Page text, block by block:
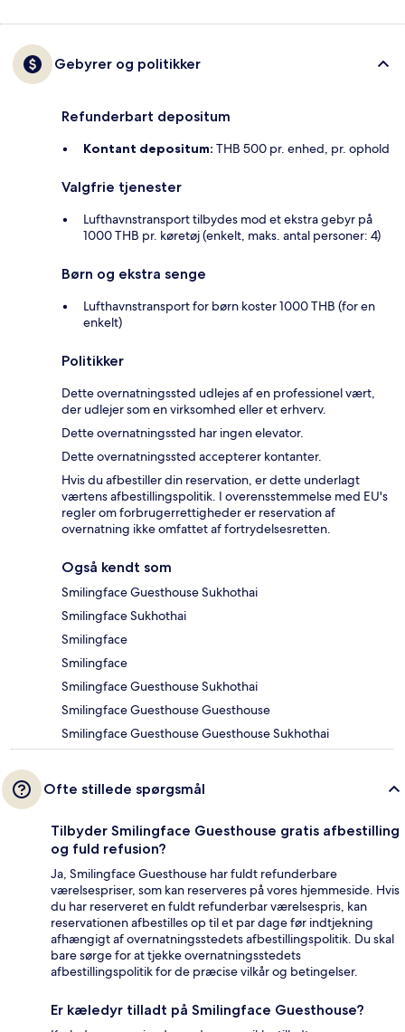
Gebyrer og politikker
Refunderbart depositum
Kontant depositum: THB 500 pr. enhed, pr. ophold
Valgfrie tjenester
Lufthavnstransport tilbydes mod et ekstra gebyr på
1000 THB pr. køretøj (enkelt, maks. antal personer: 4)
Børn og ekstra senge
Lufthavnstransport for børn koster 1000 THB (for en
enkelt)
Politikker
Dette overnatningssted udlejes af en professionel vært,
der udlejer som en virksomhed eller et erhverv.
Dette overnatningssted har ingen elevator.
Dette overnatningssted accepterer kontanter.
Hvis du afbestiller din reservation, er dette underlagt
værtens afbestillingspolitik. I overensstemmelse med EU's
regler om forbrugerrettigheder er reservation af
overnatning ikke omfattet af fortrydelsesretten.
Også kendt som
Smilingface Guesthouse Sukhothai
Smilingface Sukhothai
Smilingface
Smilingface
Smilingface Guesthouse Sukhothai
Smilingface Guesthouse Guesthouse
Smilingface Guesthouse Guesthouse Sukhothai
Ofte stillede spørgsmål
Tilbyder Smilingface Guesthouse gratis afbestilling
og fuld refusion?
Ja, Smilingface Guesthouse har fuldt refunderbare
værelsespriser, som kan reserveres på vores hjemmeside. Hvis
du har reserveret en fuldt refunderbar værelsespris, kan
reservationen afbestilles op til et par dage før indtjekning
afhængigt af overnatningsstedets afbestillingspolitik. Du skal
bare sørge for at tjekke overnatningsstedets
afbestillingspolitik for de præcise vilkår og betingelser.
Er kæledyr tilladt på Smilingface Guesthouse?